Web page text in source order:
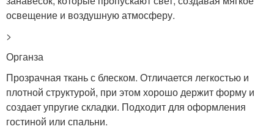
освещение и воздушную атмосферу.
>
Органза
Прозрачная ткань с блеском. Отличается легкостью и
плотной структурой, при этом хорошо держит форму и
создает упругие складки. Подходит для оформления
гостиной или спальни.